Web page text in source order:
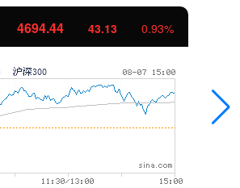
4694.44 43.13 0.93%